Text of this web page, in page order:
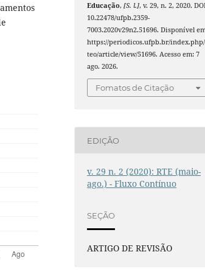
Educação,[S. l.], v. 29, n. 2, 2020.
10.22478/ufpb.2359-
7003.2020v29n2.51696. Disponível
https://periodicos.ufpb.br/
teo/article/view/51696. Acesso em: 7
ago. 2026.
Fomatos de Citação
EDIÇÃO
v. 29 n. 2 (2020): RTE (maio-
ago.) - Fluxo Contínuo
SEÇÃO
ARTIGO DE REVISÃO